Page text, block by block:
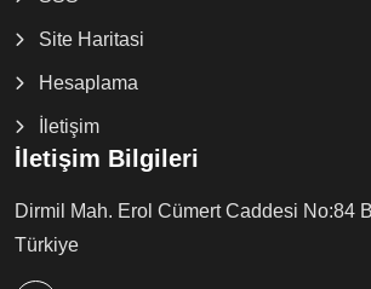
Site Haritasi
Hesaplama
İletişim
İletişim Bilgileri
Dirmil Mah. Erol Cümert Caddesi No:84
Türkiye